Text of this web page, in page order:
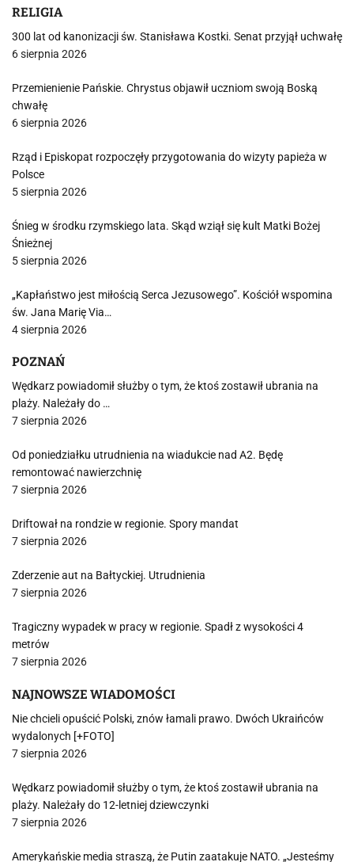
RELIGIA
300 lat od kanonizacji św. Stanisława Kostki. Senat przyjął uchwałę
6 sierpnia 2026
Przemienienie Pańskie. Chrystus objawił uczniom swoją Boską
chwałę
6 sierpnia 2026
Rząd i Episkopat rozpoczęły przygotowania do wizyty papieża w
Polsce
5 sierpnia 2026
Śnieg w środku rzymskiego lata. Skąd wziął się kult Matki Bożej
Śnieżnej
5 sierpnia 2026
„Kapłaństwo jest miłością Serca Jezusowego”. Kościół wspomina
św. Jana Marię Via…
4 sierpnia 2026
POZNAŃ
Wędkarz powiadomił służby o tym, że ktoś zostawił ubrania na
plaży. Należały do …
7 sierpnia 2026
Od poniedziałku utrudnienia na wiadukcie nad A2. Będę
remontować nawierzchnię
7 sierpnia 2026
Driftował na rondzie w regionie. Spory mandat
7 sierpnia 2026
Zderzenie aut na Bałtyckiej. Utrudnienia
7 sierpnia 2026
Tragiczny wypadek w pracy w regionie. Spadł z wysokości 4
metrów
7 sierpnia 2026
NAJNOWSZE WIADOMOŚCI
Nie chcieli opuścić Polski, znów łamali prawo. Dwóch Ukraińców
wydalonych [+FOTO]
7 sierpnia 2026
Wędkarz powiadomił służby o tym, że ktoś zostawił ubrania na
plaży. Należały do 12-letniej dziewczynki
7 sierpnia 2026
Amerykańskie media straszą, że Putin zaatakuje NATO. „Jesteśmy